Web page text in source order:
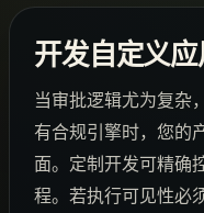
开发自定义
当审批逻辑尤为复杂
有合规引擎时，您的
面。定制开发可精确
程。若执行可见性必